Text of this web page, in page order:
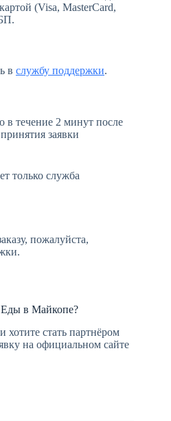
(Visa, MasterСard,
в службу поддержки.
в течение 2 минут после
заявки
только служба
пожалуйста,
Еды в Майкопе?
хотите стать партнёром
на официальном сайте